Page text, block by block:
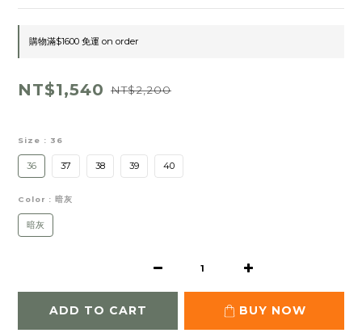
購物滿$1600 免運 on order
NT$1,540 NT$2,200
Size : 36
36 37 38 39 40
Color : 暗灰
暗灰
ADD TO CART BUY NOW